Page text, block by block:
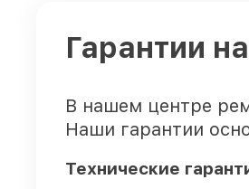
Гарантии
В нашем центре
Наши гарантии
Технические